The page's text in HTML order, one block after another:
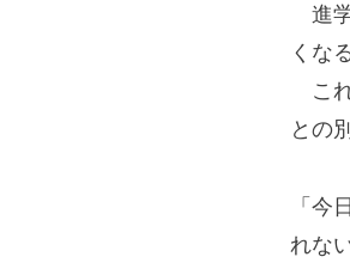
進
くな
こ
との
「
れな